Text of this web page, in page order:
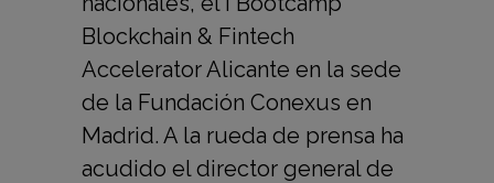
Blockchain & Fintech
Accelerator Alicante en la sede
de la Fundación Conexus en
Madrid. A la rueda de prensa ha
acudido el director general de